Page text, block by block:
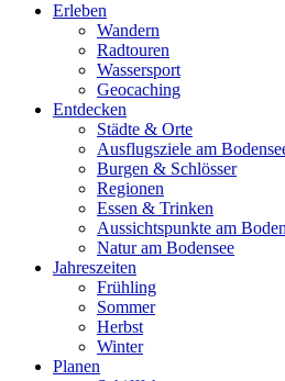
Erleben
Wandern
Radtouren
Wassersport
Geocaching
Entdecken
Städte & Orte
Ausflugsziele am
Burgen & Schlösser
Regionen
Essen & Trinken
Aussichtspunkte am
Natur am Bodensee
Jahreszeiten
Frühling
Sommer
Herbst
Winter
Planen